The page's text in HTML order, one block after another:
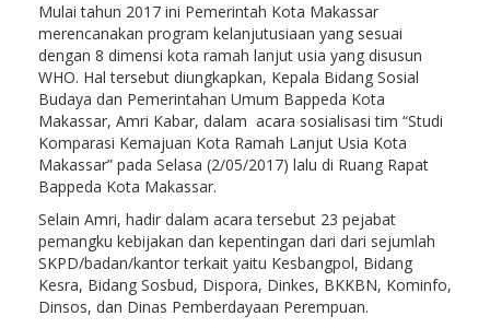
Mulai tahun 2017 ini Pemerintah Kota Makassar
merencanakan program kelanjutusiaan yang sesuai
dengan 8 dimensi kota ramah lanjut usia yang disusun
WHO. Hal tersebut diungkapkan, Kepala Bidang Sosial
Budaya dan Pemerintahan Umum Bappeda Kota
Makassar, Amri Kabar, dalam acara sosialisasi tim “Studi
Komparasi Kemajuan Kota Ramah Lanjut Usia Kota
Makassar” pada Selasa (2/05/2017) lalu di Ruang Rapat
Bappeda Kota Makassar.
Selain Amri, hadir dalam acara tersebut 23 pejabat
pemangku kebijakan dan kepentingan dari dari sejumlah
SKPD/badan/kantor terkait yaitu Kesbangpol, Bidang
Kesra, Bidang Sosbud, Dispora, Dinkes, BKKBN, Kominfo,
Dinsos, dan Dinas Pemberdayaan Perempuan.